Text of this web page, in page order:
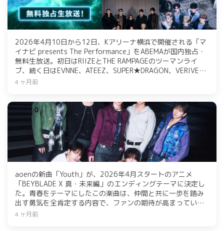
2026年4月10日から12日、Kアリーナ横浜で開催される「マ
イナビ presents The Performance」をABEMAが国内独占・
無料生放送。初日はRIIZEとTHE RAMPAGEのツーマンライ
ブ、続く日はEVNNE、ATEEZ、SUPER★DRAGON、VERIVERY
などが出演。最終日にはATEEZがヘッドライナーを務め、幅
4 ヶ月前
aoenの新曲「Youth」が、2026年4月スタートのアニメ
「BEYBLADE X 真・未来編」のエンディングテーマに決定し
た。青春をテーマにしたこの楽曲は、仲間と共に一歩を踏み
出す勇気を全肯定する内容で、ファンの期待が高まってい
る。4月17日から「BEYBLADE X」公式YouTubeチャンネルで
4 ヶ月前